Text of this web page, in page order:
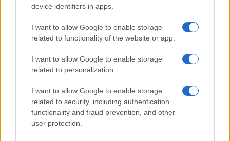
device identifiers in apps.
I want to allow Google to enable storage
related to functionality of the website or app.
I want to allow Google to enable storage
related to personalization.
I want to allow Google to enable storage
related to security, including authentication
functionality and fraud prevention, and other
user protection.
Martina Agostina Diturco
I nostri cari
I nostri cari